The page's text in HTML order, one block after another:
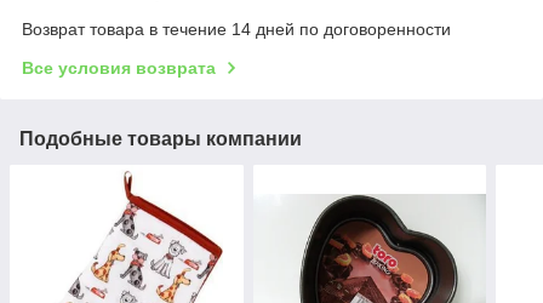
Возврат товара в течение 14 дней по договоренности
Все условия возврата
Подобные товары компании